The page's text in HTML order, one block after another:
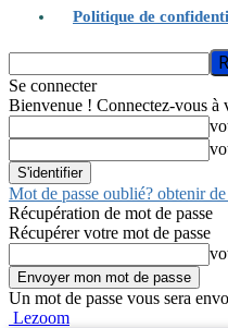
Politique de
Se connecter
Bienvenue ! Connectez-vous à
Mot de passe oublié? obtenir
Récupération de mot de passe
Récupérer votre mot de passe
Un mot de passe vous sera
Lezoom